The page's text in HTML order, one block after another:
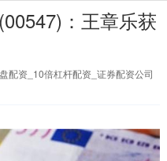
：王章乐获
配资_10倍杠杆配资_证券配资公司